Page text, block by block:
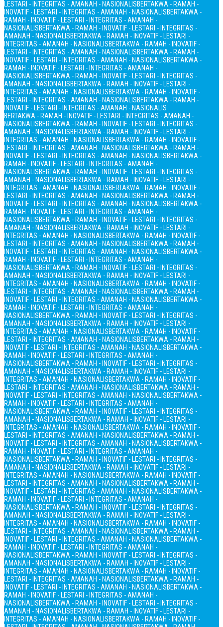
LESTARI - INTEGRITAS - AMANAH - NASIONALISBERTAKWA - RAMAH -
INOVATIF - LESTARI - INTEGRITAS - AMANAH - NASIONALISBERTAKWA -
RAMAH - INOVATIF - LESTARI - INTEGRITAS - AMANAH -
NASIONALISBERTAKWA - RAMAH - INOVATIF - LESTARI - INTEGRITAS -
AMANAH - NASIONALISBERTAKWA - RAMAH - INOVATIF - LESTARI -
INTEGRITAS - AMANAH - NASIONALISBERTAKWA - RAMAH - INOVATIF -
LESTARI - INTEGRITAS - AMANAH - NASIONALISBERTAKWA - RAMAH -
INOVATIF - LESTARI - INTEGRITAS - AMANAH - NASIONALISBERTAKWA -
RAMAH - INOVATIF - LESTARI - INTEGRITAS - AMANAH -
NASIONALISBERTAKWA - RAMAH - INOVATIF - LESTARI - INTEGRITAS -
AMANAH - NASIONALISBERTAKWA - RAMAH - INOVATIF - LESTARI -
INTEGRITAS - AMANAH - NASIONALISBERTAKWA - RAMAH - INOVATIF -
LESTARI - INTEGRITAS - AMANAH - NASIONALISBERTAKWA - RAMAH -
INOVATIF - LESTARI - INTEGRITAS - AMANAH - NASIONALIS
BERTAKWA - RAMAH - INOVATIF - LESTARI - INTEGRITAS - AMANAH -
NASIONALISBERTAKWA - RAMAH - INOVATIF - LESTARI - INTEGRITAS -
AMANAH - NASIONALISBERTAKWA - RAMAH - INOVATIF - LESTARI -
INTEGRITAS - AMANAH - NASIONALISBERTAKWA - RAMAH - INOVATIF -
LESTARI - INTEGRITAS - AMANAH - NASIONALISBERTAKWA - RAMAH -
INOVATIF - LESTARI - INTEGRITAS - AMANAH - NASIONALISBERTAKWA -
RAMAH - INOVATIF - LESTARI - INTEGRITAS - AMANAH -
NASIONALISBERTAKWA - RAMAH - INOVATIF - LESTARI - INTEGRITAS -
AMANAH - NASIONALISBERTAKWA - RAMAH - INOVATIF - LESTARI -
INTEGRITAS - AMANAH - NASIONALISBERTAKWA - RAMAH - INOVATIF -
LESTARI - INTEGRITAS - AMANAH - NASIONALISBERTAKWA - RAMAH -
INOVATIF - LESTARI - INTEGRITAS - AMANAH - NASIONALISBERTAKWA -
RAMAH - INOVATIF - LESTARI - INTEGRITAS - AMANAH -
NASIONALISBERTAKWA - RAMAH - INOVATIF - LESTARI - INTEGRITAS -
AMANAH - NASIONALISBERTAKWA - RAMAH - INOVATIF - LESTARI -
INTEGRITAS - AMANAH - NASIONALISBERTAKWA - RAMAH - INOVATIF -
LESTARI - INTEGRITAS - AMANAH - NASIONALISBERTAKWA - RAMAH -
INOVATIF - LESTARI - INTEGRITAS - AMANAH - NASIONALISBERTAKWA -
RAMAH - INOVATIF - LESTARI - INTEGRITAS - AMANAH -
NASIONALISBERTAKWA - RAMAH - INOVATIF - LESTARI - INTEGRITAS -
AMANAH - NASIONALISBERTAKWA - RAMAH - INOVATIF - LESTARI -
INTEGRITAS - AMANAH - NASIONALISBERTAKWA - RAMAH - INOVATIF -
LESTARI - INTEGRITAS - AMANAH - NASIONALISBERTAKWA - RAMAH -
INOVATIF - LESTARI - INTEGRITAS - AMANAH - NASIONALISBERTAKWA -
RAMAH - INOVATIF - LESTARI - INTEGRITAS - AMANAH -
NASIONALISBERTAKWA - RAMAH - INOVATIF - LESTARI - INTEGRITAS -
AMANAH - NASIONALISBERTAKWA - RAMAH - INOVATIF - LESTARI -
INTEGRITAS - AMANAH - NASIONALISBERTAKWA - RAMAH - INOVATIF -
LESTARI - INTEGRITAS - AMANAH - NASIONALISBERTAKWA - RAMAH -
INOVATIF - LESTARI - INTEGRITAS - AMANAH - NASIONALISBERTAKWA -
RAMAH - INOVATIF - LESTARI - INTEGRITAS - AMANAH -
NASIONALISBERTAKWA - RAMAH - INOVATIF - LESTARI - INTEGRITAS -
AMANAH - NASIONALISBERTAKWA - RAMAH - INOVATIF - LESTARI -
INTEGRITAS - AMANAH - NASIONALISBERTAKWA - RAMAH - INOVATIF -
LESTARI - INTEGRITAS - AMANAH - NASIONALISBERTAKWA - RAMAH -
INOVATIF - LESTARI - INTEGRITAS - AMANAH - NASIONALISBERTAKWA -
RAMAH - INOVATIF - LESTARI - INTEGRITAS - AMANAH -
NASIONALISBERTAKWA - RAMAH - INOVATIF - LESTARI - INTEGRITAS -
AMANAH - NASIONALISBERTAKWA - RAMAH - INOVATIF - LESTARI -
INTEGRITAS - AMANAH - NASIONALISBERTAKWA - RAMAH - INOVATIF -
LESTARI - INTEGRITAS - AMANAH - NASIONALISBERTAKWA - RAMAH -
INOVATIF - LESTARI - INTEGRITAS - AMANAH - NASIONALISBERTAKWA -
RAMAH - INOVATIF - LESTARI - INTEGRITAS - AMANAH -
NASIONALISBERTAKWA - RAMAH - INOVATIF - LESTARI - INTEGRITAS -
AMANAH - NASIONALISBERTAKWA - RAMAH - INOVATIF - LESTARI -
INTEGRITAS - AMANAH - NASIONALISBERTAKWA - RAMAH - INOVATIF -
LESTARI - INTEGRITAS - AMANAH - NASIONALISBERTAKWA - RAMAH -
INOVATIF - LESTARI - INTEGRITAS - AMANAH - NASIONALISBERTAKWA -
RAMAH - INOVATIF - LESTARI - INTEGRITAS - AMANAH -
NASIONALISBERTAKWA - RAMAH - INOVATIF - LESTARI - INTEGRITAS -
AMANAH - NASIONALISBERTAKWA - RAMAH - INOVATIF - LESTARI -
INTEGRITAS - AMANAH - NASIONALISBERTAKWA - RAMAH - INOVATIF -
LESTARI - INTEGRITAS - AMANAH - NASIONALISBERTAKWA - RAMAH -
INOVATIF - LESTARI - INTEGRITAS - AMANAH - NASIONALISBERTAKWA -
RAMAH - INOVATIF - LESTARI - INTEGRITAS - AMANAH -
NASIONALISBERTAKWA - RAMAH - INOVATIF - LESTARI - INTEGRITAS -
AMANAH - NASIONALISBERTAKWA - RAMAH - INOVATIF - LESTARI -
INTEGRITAS - AMANAH - NASIONALISBERTAKWA - RAMAH - INOVATIF -
LESTARI - INTEGRITAS - AMANAH - NASIONALISBERTAKWA - RAMAH -
INOVATIF - LESTARI - INTEGRITAS - AMANAH - NASIONALISBERTAKWA -
RAMAH - INOVATIF - LESTARI - INTEGRITAS - AMANAH -
NASIONALISBERTAKWA - RAMAH - INOVATIF - LESTARI - INTEGRITAS -
AMANAH - NASIONALISBERTAKWA - RAMAH - INOVATIF - LESTARI -
INTEGRITAS - AMANAH - NASIONALISBERTAKWA - RAMAH - INOVATIF -